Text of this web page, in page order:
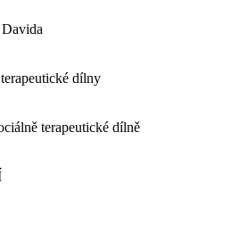
dílny
terapeutické dílně